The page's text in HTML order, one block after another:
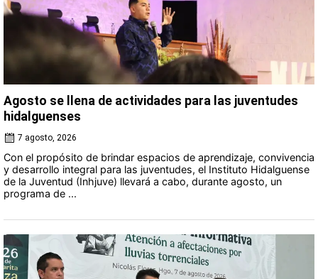
Agosto se llena de actividades para las juventudes
hidalguenses
7 agosto, 2026
Con el propósito de brindar espacios de aprendizaje, convivencia
y desarrollo integral para las juventudes, el Instituto Hidalguense
de la Juventud (Inhjuve) llevará a cabo, durante agosto, un
programa de ...